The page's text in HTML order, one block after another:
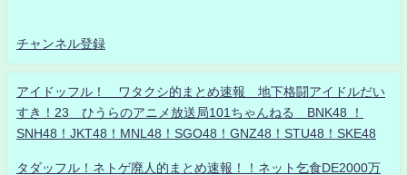
チャンネル登録
アイドッフル！ ワタクシ的まとめ速報 地下格闘アイドルだい
すき！23 ひうらのアニメ放送局101ちゃんねる BNK48 ！
SNH48！JKT48！MNL48！SGO48！GNZ48！STU48！SKE48
タダッフル！ネトゲ廃人的まとめ速報！！ネット乞食DE2000万